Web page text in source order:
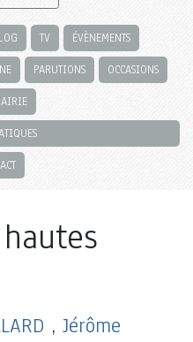
TV ÉVÈNEMENTS
PARUTIONS OCCASIONS
, Jérôme